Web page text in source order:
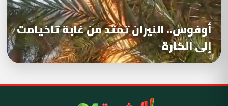
أوفوس.. النيران تمتد من غابة تاخيامت
إلى الكارة